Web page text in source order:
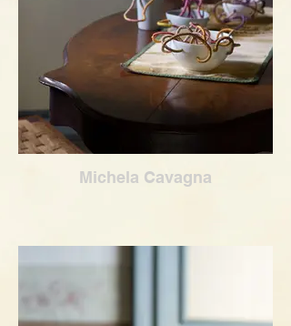
Michela Cavagna